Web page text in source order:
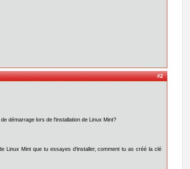
#2
démarrage lors de l'installation de Linux Mint?
Linux Mint que tu essayes d'installer, comment tu as créé la clé